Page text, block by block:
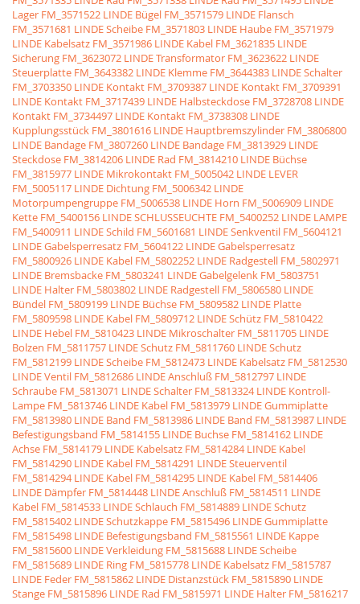
Lager FM_3571522 LINDE Bügel FM_3571579 LINDE Flansch
FM_3571681 LINDE Scheibe FM_3571803 LINDE Haube FM_3571979
LINDE Kabelsatz FM_3571986 LINDE Kabel FM_3621835 LINDE
Sicherung FM_3623072 LINDE Transformator FM_3623622 LINDE
Steuerplatte FM_3643382 LINDE Klemme FM_3644383 LINDE Schalter
FM_3703350 LINDE Kontakt FM_3709387 LINDE Kontakt FM_3709391
LINDE Kontakt FM_3717439 LINDE Halbsteckdose FM_3728708 LINDE
Kontakt FM_3734497 LINDE Kontakt FM_3738308 LINDE
Kupplungsstück FM_3801616 LINDE Hauptbremszylinder FM_3806800
LINDE Bandage FM_3807260 LINDE Bandage FM_3813929 LINDE
Steckdose FM_3814206 LINDE Rad FM_3814210 LINDE Büchse
FM_3815977 LINDE Mikrokontakt FM_5005042 LINDE LEVER
FM_5005117 LINDE Dichtung FM_5006342 LINDE
Motorpumpengruppe FM_5006538 LINDE Horn FM_5006909 LINDE
Kette FM_5400156 LINDE SCHLUSSEUCHTE FM_5400252 LINDE LAMPE
FM_5400911 LINDE Schild FM_5601681 LINDE Senkventil FM_5604121
LINDE Gabelsperresatz FM_5604122 LINDE Gabelsperresatz
FM_5800926 LINDE Kabel FM_5802252 LINDE Radgestell FM_5802971
LINDE Bremsbacke FM_5803241 LINDE Gabelgelenk FM_5803751
LINDE Halter FM_5803802 LINDE Radgestell FM_5806580 LINDE
Bündel FM_5809199 LINDE Büchse FM_5809582 LINDE Platte
FM_5809598 LINDE Kabel FM_5809712 LINDE Schütz FM_5810422
LINDE Hebel FM_5810423 LINDE Mikroschalter FM_5811705 LINDE
Bolzen FM_5811757 LINDE Schutz FM_5811760 LINDE Schutz
FM_5812199 LINDE Scheibe FM_5812473 LINDE Kabelsatz FM_5812530
LINDE Ventil FM_5812686 LINDE Anschluß FM_5812797 LINDE
Schraube FM_5813071 LINDE Schalter FM_5813324 LINDE Kontroll-
Lampe FM_5813746 LINDE Kabel FM_5813979 LINDE Gummiplatte
FM_5813980 LINDE Band FM_5813986 LINDE Band FM_5813987 LINDE
Befestigungsband FM_5814155 LINDE Buchse FM_5814162 LINDE
Achse FM_5814179 LINDE Kabelsatz FM_5814284 LINDE Kabel
FM_5814290 LINDE Kabel FM_5814291 LINDE Steuerventil
FM_5814294 LINDE Kabel FM_5814295 LINDE Kabel FM_5814406
LINDE Dämpfer FM_5814448 LINDE Anschluß FM_5814511 LINDE
Kabel FM_5814533 LINDE Schlauch FM_5814889 LINDE Schutz
FM_5815402 LINDE Schutzkappe FM_5815496 LINDE Gummiplatte
FM_5815498 LINDE Befestigungsband FM_5815561 LINDE Kappe
FM_5815600 LINDE Verkleidung FM_5815688 LINDE Scheibe
FM_5815689 LINDE Ring FM_5815778 LINDE Kabelsatz FM_5815787
LINDE Feder FM_5815862 LINDE Distanzstück FM_5815890 LINDE
Stange FM_5815896 LINDE Rad FM_5815971 LINDE Halter FM_5816217